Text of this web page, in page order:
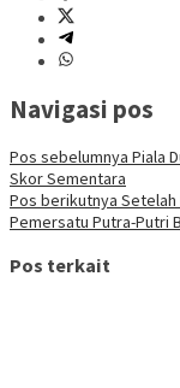
Navigasi pos
Pos sebelumnya Piala
Skor Sementara
Pos berikutnya Setelah
Pemersatu Putra-Putri
Pos terkait